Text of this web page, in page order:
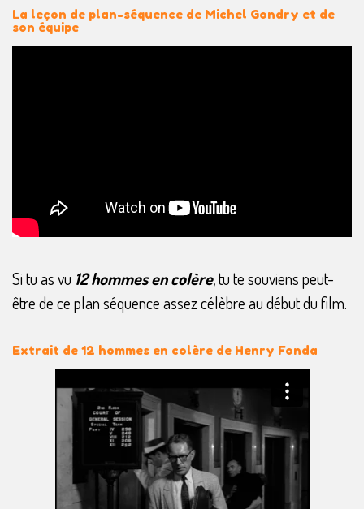
La leçon de plan-séquence de Michel Gondry et de
son équipe
Si tu as vu 12 hommes en colère, tu te souviens peut-
être de ce plan séquence assez célèbre au début du film.
Extrait de 12 hommes en colère de Henry Fonda